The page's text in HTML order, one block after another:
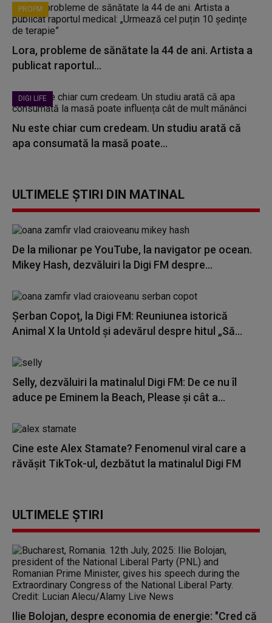
PROFM
Lora, probleme de sănătate la 44 de ani. Artista a
publicat raportul...
DIGI LIFE
Nu este chiar cum credeam. Un studiu arată că
apa consumată la masă poate...
ULTIMELE ȘTIRI DIN MATINAL
De la milionar pe YouTube, la navigator pe ocean.
Mikey Hash, dezvăluiri la Digi FM despre...
Șerban Copoț, la Digi FM: Reuniunea istorică
Animal X la Untold și adevărul despre hitul „Să...
Selly, dezvăluiri la matinalul Digi FM: De ce nu îl
aduce pe Eminem la Beach, Please și cât a...
Cine este Alex Stamate? Fenomenul viral care a
răvășit TikTok-ul, dezbătut la matinalul Digi FM
ULTIMELE ȘTIRI
Ilie Bolojan, despre economia de energie: "Cred că